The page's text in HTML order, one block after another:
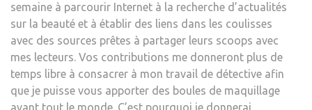
semaine à parcourir Internet à la recherche d’actualités
sur la beauté et à établir des liens dans les coulisses
avec des sources prêtes à partager leurs scoops avec
mes lecteurs. Vos contributions me donneront plus de
temps libre à consacrer à mon travail de détective afin
que je puisse vous apporter des boules de maquillage
avant tout le monde. C’est pourquoi je donnerai